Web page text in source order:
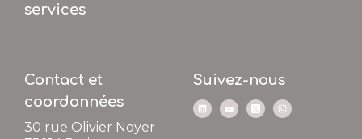
services
Contact et
coordonnées
30 rue Olivier Noyer
Suivez-nous